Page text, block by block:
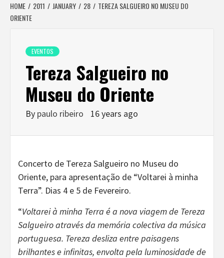
HOME 2011 JANUARY 28
TEREZA SALGUEIRO NO MUSEU DO
ORIENTE
EVENTOS
Tereza Salgueiro no
Museu do Oriente
By paulo ribeiro 16 years ago
Concerto de Tereza Salgueiro no Museu do
Oriente, para apresentação de “Voltarei à minha
Terra”. Dias 4 e 5 de Fevereiro.
“Voltarei à minha Terra é a nova viagem de Tereza
Salgueiro através da memória colectiva da música
portuguesa. Tereza desliza entre paisagens
brilhantes e infinitas, envolta pela luminosidade de